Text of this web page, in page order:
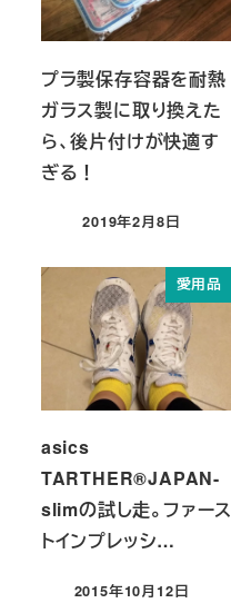
プラ製保存容器を耐熱
ガラス製に取り換えた
ら、後片付けが快適す
ぎる！
投稿日
2019年2月8日
愛用品
asics
TARTHER®JAPAN-
slimの試し走。ファース
トインプレッシ…
投稿日
2015年10月12日